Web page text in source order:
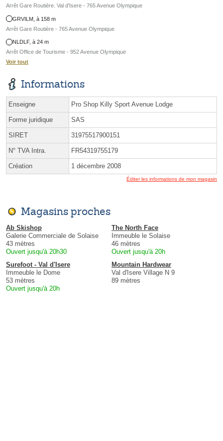
Arrêt Gare Routière. Val d'Isere - 765 Avenue Olympique
GRVILM, à 158 m
Arrêt Gare Routière - 765 Avenue Olympique
NLDLF, à 24 m
Arrêt Office de Tourisme - 952 Avenue Olympique
Voir tout
Informations
Enseigne Pro Shop Killy Sport Avenue Lodge
Forme juridique SAS
SIRET 31975517900151
N° TVA Intra. FR54319755179
Création 1 décembre 2008
Éditer les informations de mon magasin
Magasins proches
Ab Skishop
Galerie Commerciale de Solaise
43 mètres
Ouvert jusqu'à 20h30
The North Face
Immeuble le Solaise
46 mètres
Ouvert jusqu'à 20h
Surefoot - Val d'Isere
Immeuble le Dome
53 mètres
Ouvert jusqu'à 20h
Mountain Hardwear
Val d'Isere Village N 9
89 mètres